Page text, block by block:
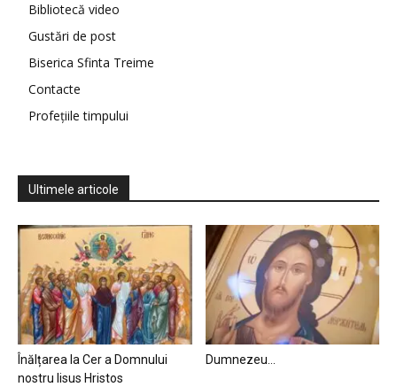
Bibliotecă video
Gustări de post
Biserica Sfinta Treime
Contacte
Profețiile timpului
Ultimele articole
Înălțarea la Cer a Domnului
nostru Iisus Hristos
Dumnezeu…